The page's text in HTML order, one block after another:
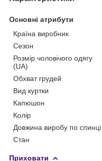
Основні атрибути
Країна виробник
Сезон
Розмір чоловічого одягу
(UA)
Обхват грудей
Вид куртки
Капюшон
Колір
Довжина виробу по спинці
Стан
Приховати